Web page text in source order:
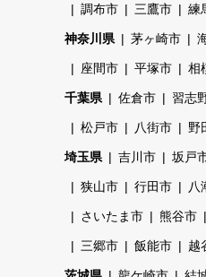
調布市 三鷹市 練
神奈川県 茅ヶ崎市
座間市 平塚市 相
千葉県 佐倉市 習志
松戸市 八街市 野
埼玉県 吉川市 坂戸
狭山市 行田市 八
さいたま市 熊谷市
三郷市 飯能市 越